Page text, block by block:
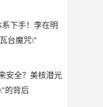
下手！李在明
台魔咒\"
安全？美核潜光
的背后